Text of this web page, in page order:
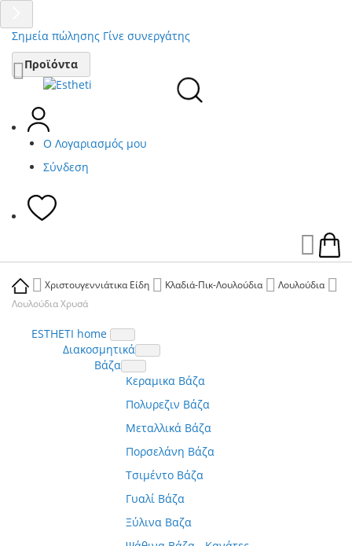
Σημεία πώλησης Γίνε συνεργάτης
Μετάβαση
στο
περιεχόμενο
Προϊόντα
Ο Λογαριασμός μου
Σύνδεση
Χριστουγεννιάτικα Είδη Κλαδιά-Πικ-Λουλούδια
Λουλούδια
Λουλούδια Χρυσά
ESTHETI home
Διακοσμητικά
Βάζα
Κεραμικα Βάζα
Πολυρεζιν Βάζα
Μεταλλικά Βάζα
Πορσελάνη Βάζα
Τσιμέντο Βάζα
Γυαλί Βάζα
Ξύλινα Βαζα